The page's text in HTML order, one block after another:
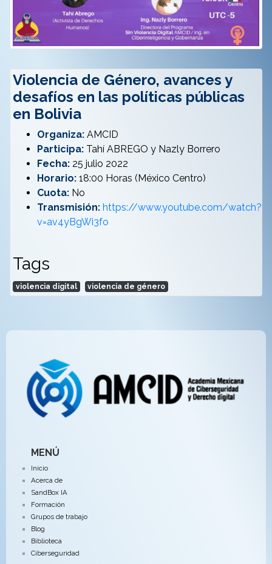
Violencia de Género, avances y
desafíos en las políticas públicas
en Bolivia
Organiza: AMCID
Participa: Tahí ABREGO y Nazly Borrero
Fecha: 25 julio 2022
Horario: 18:00 Horas (México Centro)
Cuota: No
Transmisión: https://www.youtube.com/watch?
v=av4yBgWi3fo
Tags
violencia digital violencia de género
MENÚ
Inicio
Acerca de
SandBox IA
Formación
Grupos de trabajo
Blog
Biblioteca
Ciberseguridad